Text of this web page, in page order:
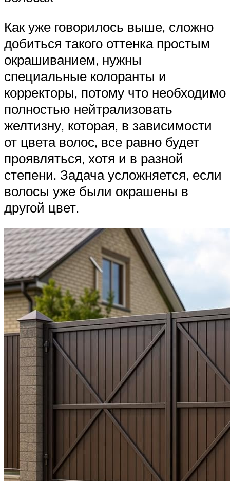
Как уже говорилось выше, сложно
добиться такого оттенка простым
окрашиванием, нужны
специальные колоранты и
корректоры, потому что необходимо
полностью нейтрализовать
желтизну, которая, в зависимости
от цвета волос, все равно будет
проявляться, хотя и в разной
степени. Задача усложняется, если
волосы уже были окрашены в
другой цвет.